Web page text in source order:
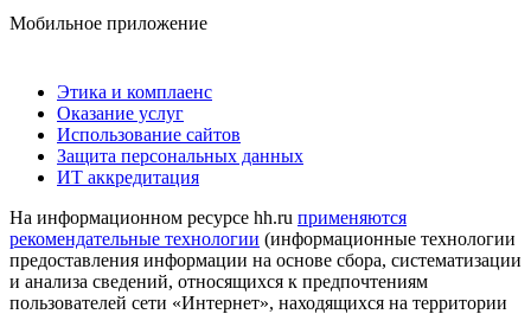
Мобильное приложение
Этика и комплаенс
Оказание услуг
Использование сайтов
Защита персональных данных
ИТ аккредитация
На информационном ресурсе hh.ru применяются
рекомендательные технологии (информационные технологии
предоставления информации на основе сбора, систематизации
и анализа сведений, относящихся к предпочтениям
пользователей сети «Интернет», находящихся на территории